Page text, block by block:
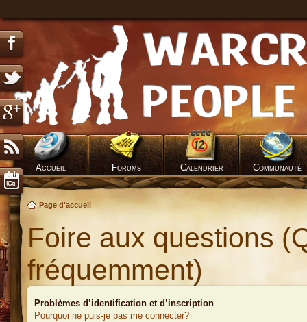
Accueil Forums Calendrier Communauté
Page d'accueil
Foire aux questions
fréquemment)
Problèmes d’identification et d’inscription
Pourquoi ne puis-je pas me connecter?